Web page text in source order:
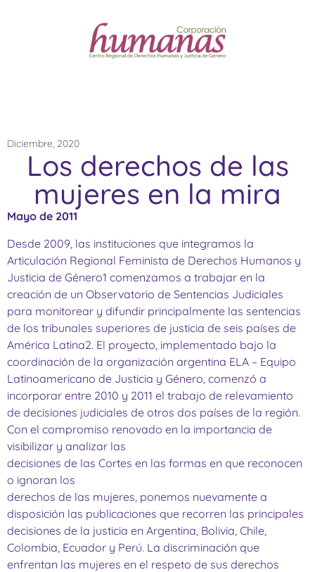
Diciembre, 2020
Los derechos de las
mujeres en la mira
Mayo de 2011
Desde 2009, las instituciones que integramos la
Articulación Regional Feminista de Derechos Humanos y
Justicia de Género1 comenzamos a trabajar en la
creación de un Observatorio de Sentencias Judiciales
para monitorear y difundir principalmente las sentencias
de los tribunales superiores de justicia de seis países de
América Latina2. El proyecto, implementado bajo la
coordinación de la organización argentina ELA – Equipo
Latinoamericano de Justicia y Género, comenzó a
incorporar entre 2010 y 2011 el trabajo de relevamiento
de decisiones judiciales de otros dos países de la región.
Con el compromiso renovado en la importancia de
visibilizar y analizar las
decisiones de las Cortes en las formas en que reconocen
o ignoran los
derechos de las mujeres, ponemos nuevamente a
disposición las publicaciones que recorren las principales
decisiones de la justicia en Argentina, Bolivia, Chile,
Colombia, Ecuador y Perú. La discriminación que
enfrentan las mujeres en el respeto de sus derechos